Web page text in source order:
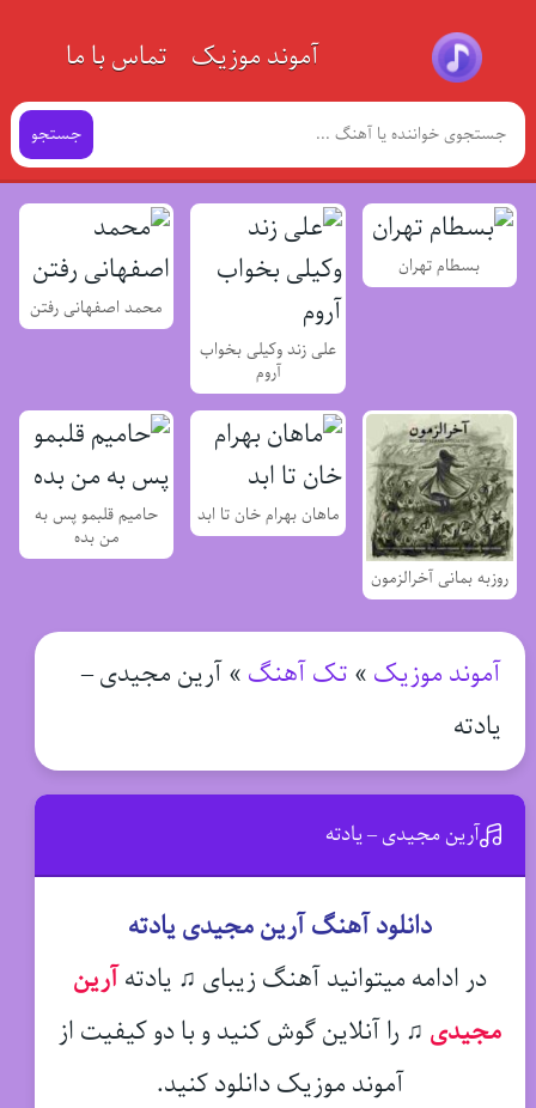
آموند موزیک تماس با ما
جستجو
بسطام تهران
علی زند وکیلی بخواب
آروم
محمد اصفهانی رفتن
روزبه بمانی آخرالزمون
ماهان بهرام خان تا ابد
حامیم قلبمو پس به
من بده
آموند موزیک » تک آهنگ »آرین مجیدی –
یادته
آرین مجیدی – یادته
دانلود آهنگ آرین مجیدی یادته
در ادامه میتوانید آهنگ زیبای ♫ یادتهآرین
مجیدی ♫ را آنلاین گوش کنید و با دو کیفیت از
آموند موزیک دانلود کنید.